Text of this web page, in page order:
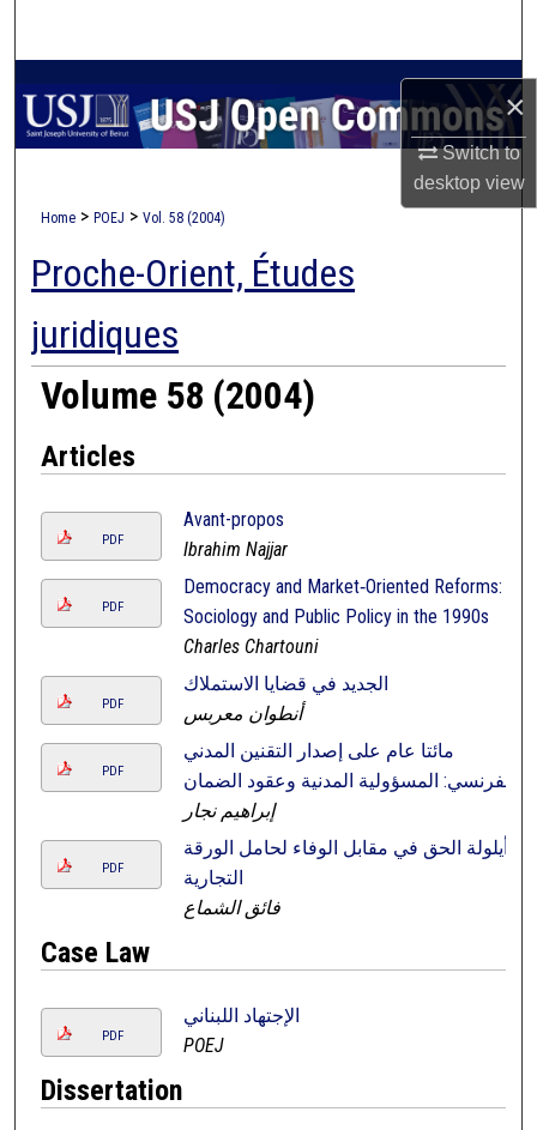
×
Switch to
desktopview
My Account
Digital Commons Network™
Home > POEJ > Vol. 58 (2004)
Proche-Orient, Études
juridiques
Volume 58 (2004)
Articles
PDF
Avant-propos
Ibrahim Najjar
PDF
Democracy and Market‑Oriented Reforms:
Sociology and Public Policy in the 1990s
Charles Chartouni
PDF
الجديد في قضايا الاستملاك
أنطوان معربس
PDF
مائتا عام على إصدار التقنين المدني
الفرنسي: المسؤولية المدنية وعقود الضمان
إبراهيم نجار
PDF
أيلولة الحق في مقابل الوفاء لحامل الورقة
التجارية
فائق الشماع
Case Law
PDF
الإجتهاد اللبناني
POEJ
Dissertation